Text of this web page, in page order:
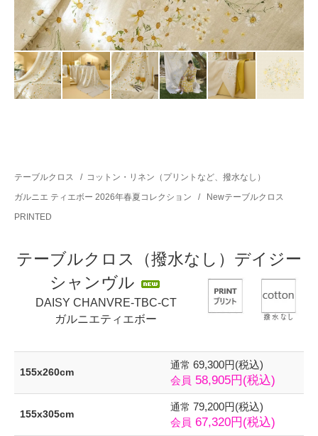
テーブルクロス / コットン・リネン（プリントなど、撥水なし）
ガルニエ ティエボー 2026年春夏コレクション
/
Newテーブルクロス
PRINTED
テーブルクロス（撥水なし）デイジー
シャンヴル
DAISY CHANVRE-TBC-CT
ガルニエティエボー
155x260cm
通常 69,300円(税込)
会員 58,905円(税込)
155x305cm
通常 79,200円(税込)
会員 67,320円(税込)